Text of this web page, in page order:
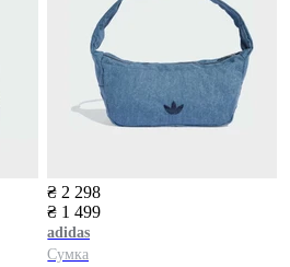
₴ 2 298
₴ 1 499
adidas
Сумка